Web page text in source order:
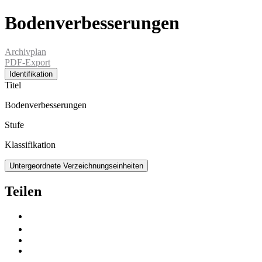
Bodenverbesserungen
Archivplan
PDF-Export
Identifikation
Titel
Bodenverbesserungen
Stufe
Klassifikation
Untergeordnete Verzeichnungseinheiten
Teilen